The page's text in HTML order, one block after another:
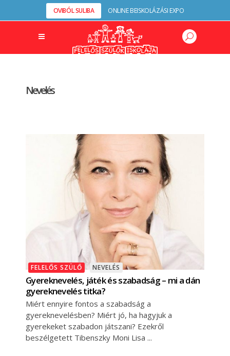
OVIBÓL SULIBA ONLINE BEISKOLÁZÁSI EXPO
Nevelés
FELELŐS SZÜLŐ NEVELÉS
Gyereknevelés, játék és szabadság – mi a dán
gyereknevelés titka?
Miért ennyire fontos a szabadság a
gyereknevelésben? Miért jó, ha hagyjuk a
gyerekeket szabadon játszani? Ezekről
beszélgetett Tibenszky Moni Lisa